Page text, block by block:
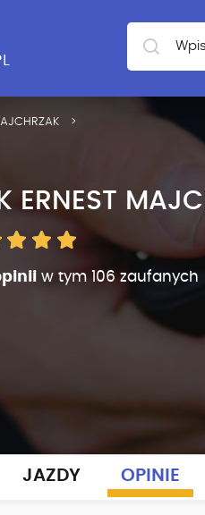
ERNEST
w tym 106 zaufanych
JAZDY OPINIE